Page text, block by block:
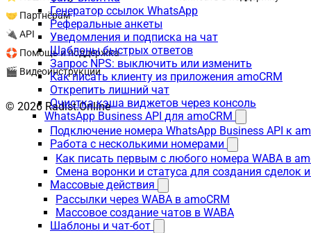
Генератор ссылок WhatsApp
Реферальные анкеты
Уведомления и подписка на чат
Шаблоны быстрых ответов
Запрос NPS: выключить или изменить
Как писать клиенту из приложения amoCRM
Открепить лишний чат
Очистка кэша виджетов через консоль
WhatsApp Business API для amoCRM
Подключение номера WhatsApp Business API к
Работа с несколькими номерами
Как писать первым с любого номера WABA в
Смена воронки и статуса для создания сделок
Массовые действия
Рассылки через WABA в amoCRM
Массовое создание чатов в WABA
Шаблоны и чат-бот
🤝 Партнёрам
🔌 API
🛟 Помощь и поддержка
🎬 Видеоинструкции
© 2026 Radist.Online